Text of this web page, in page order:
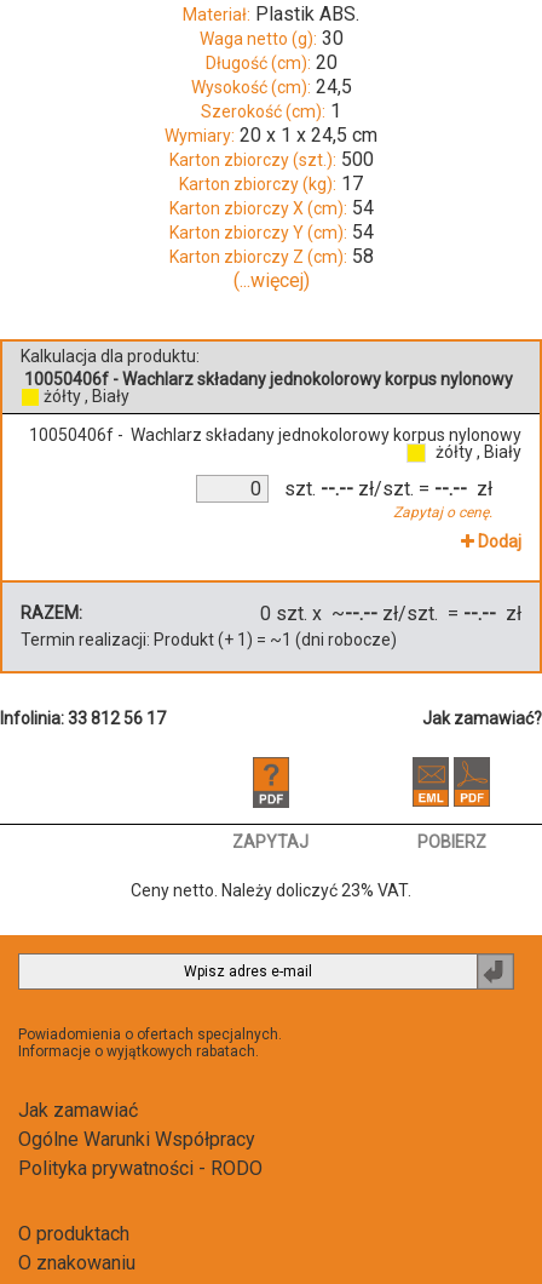
Materiał: Plastik ABS.
Waga netto (g): 30
Długość (cm): 20
Wysokość (cm): 24,5
Szerokość (cm): 1
Wymiary: 20 x 1 x 24,5 cm
Karton zbiorczy (szt.): 500
Karton zbiorczy (kg): 17
Karton zbiorczy X (cm): 54
Karton zbiorczy Y (cm): 54
Karton zbiorczy Z (cm): 58
(...więcej)
Kalkulacja dla produktu:
10050406f - Wachlarz składany jednokolorowy korpus nylonowy
żółty , Biały
10050406f - Wachlarz składany jednokolorowy korpus nylonowy
żółty , Biały
szt. --.-- zł/szt.
Zapytaj o cenę.
= --.-- zł
Dodaj
RAZEM: 0 szt. x ~--.-- zł/szt. = --.-- zł
Termin realizacji: Produkt(+ 1 ) = ~1 (dni robocze)
Infolinia: 33 812 56 17 Jak zamawiać?
ZAPYTAJ POBIERZ
Ceny netto. Należy doliczyć 23% VAT.
Powiadomienia o ofertach specjalnych.
Informacje o wyjątkowych rabatach.
Jak zamawiać
Ogólne Warunki Współpracy
Polityka prywatności - RODO
O produktach
O znakowaniu